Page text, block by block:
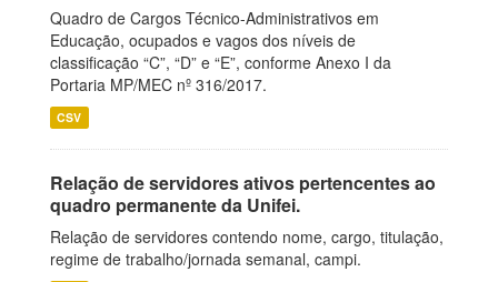
Quadro de Cargos Técnico-Administrativos em
Educação, ocupados e vagos dos níveis de
classificação “C”, “D” e “E”, conforme Anexo I da
Portaria MP/MEC nº 316/2017.
CSV
Relação de servidores ativos pertencentes ao
quadro permanente da Unifei.
Relação de servidores contendo nome, cargo, titulação,
regime de trabalho/jornada semanal, campi.